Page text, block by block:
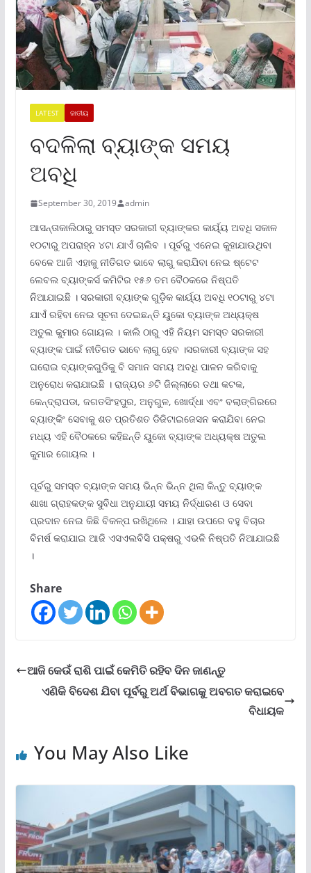
LATEST ଜାତୀୟ
ବଦଳିଲା ବ୍ୟାଙ୍କ ସମୟ
ଅବଧି
September 30, 2019 admin
ଆସନ୍ତାକାଲିଠାରୁ ସମସ୍ତ ସରକାରୀ ବ୍ୟାଙ୍କର କାର୍ୟ୍ୟ ଅବଧି ସକାଳ
୧୦ଟାରୁ ଅପରାହ୍ନ ୪ଟା ଯାଏଁ ଚାଲିବ । ପୂର୍ବରୁ ଏନେଇ କୁହାଯାଉଥିବା
ବେଳେ ଆଜି ଏହାକୁ ନୀତିଗତ ଭାବେ ଲାଗୁ କରାଯିବା ନେଇ ଷ୍ଟେଟ
ଲେବଲ ବ୍ୟାଙ୍କର୍ସ କମିଟିର ୧୫୬ ତମ ବୈଠକରେ ନିଷ୍ପତି
ନିଆଯାଇଛି । ସରକାରୀ ବ୍ୟାଙ୍କ ଗୁଡ଼ିକ କାର୍ୟ୍ୟ ଅବଧି ୧୦ଟାରୁ ୪ଟା
ଯାଏଁ ରହିବା ନେଇ ସୂଚନା ଦେଇଛନ୍ତି ୟୁକୋ ବ୍ୟାଙ୍କ ଅଧ୍ୟକ୍ଷ
ଅତୁଲ କୁମାର ଗୋୟଲ । କାଲି ଠାରୁ ଏହି ନିୟମ ସମସ୍ତ ସରକାରୀ
ବ୍ୟାଙ୍କ ପାଇଁ ନୀତିଗତ ଭାବେ ଲାଗୁ ହେବ ।ସରକାରୀ ବ୍ୟାଙ୍କ ସହ
ଘରୋଇ ବ୍ୟାଙ୍କଗୁଡିକୁ ବି ସମାନ ସମୟ ଅବଧି ପାଳନ କରିବାକୁ
ଅନୁରୋଧ କରାଯାଇଛି । ରାଜ୍ୟର ୬ଟି ଜିଲ୍ଲାରେ ତଥା କଟକ,
କେନ୍ଦ୍ରାପଡା, ଜଗତସିଂହପୁର, ଅନୁଗୁଳ, ଖୋର୍ଦ୍ଧା ଏବଂ ବଲାଙ୍ଗିରରେ
ବ୍ୟାଙ୍କିଂ ସେବାକୁ ଶତ ପ୍ରତିଶତ ଡିଜିଟାଇଜେସନ କରାଯିବା ନେଇ
ମଧ୍ୟ ଏହି ବୈଠକରେ କହିଛନ୍ତି ୟୁକୋ ବ୍ୟାଙ୍କ ଅଧ୍ୟକ୍ଷ ଅତୁଲ
କୁମାର ଗୋୟଲ ।
ପୂର୍ବରୁ ସମସ୍ତ ବ୍ୟାଙ୍କ ସମୟ ଭିନ୍ନ ଭିନ୍ନ ଥିଲା କିନ୍ତୁ ବ୍ୟାଙ୍କ
ଶାଖା ଗ୍ରାହକଙ୍କ ସୁବିଧା ଅନୁଯାୟୀ ସମୟ ନିର୍ଦ୍ଧାରଣ ଓ ସେବା
ପ୍ରଦାନ ନେଇ କିଛି ବିକଳ୍ପ ରଖିଥିଲେ । ଯାହା ଉପରେ ବହୁ ବିଚାର
ବିମର୍ଷ କରାଯାଇ ଆଜି ଏସଏଲବିସି ପକ୍ଷରୁ ଏଭଳି ନିଷ୍ପତି ନିଆଯାଇଛି
।
Share
ଆଜି କେଉଁ ରାଶି ପାଇଁ କେମିତି ରହିବ ଦିନ ଜାଣନ୍ତୁ
ଏଣିକି ବିଦେଶ ଯିବା ପୂର୍ବରୁ ଅର୍ଥ ବିଭାଗକୁ ଅବଗତ କରାଇବେ
ବିଧାୟକ
You May Also Like